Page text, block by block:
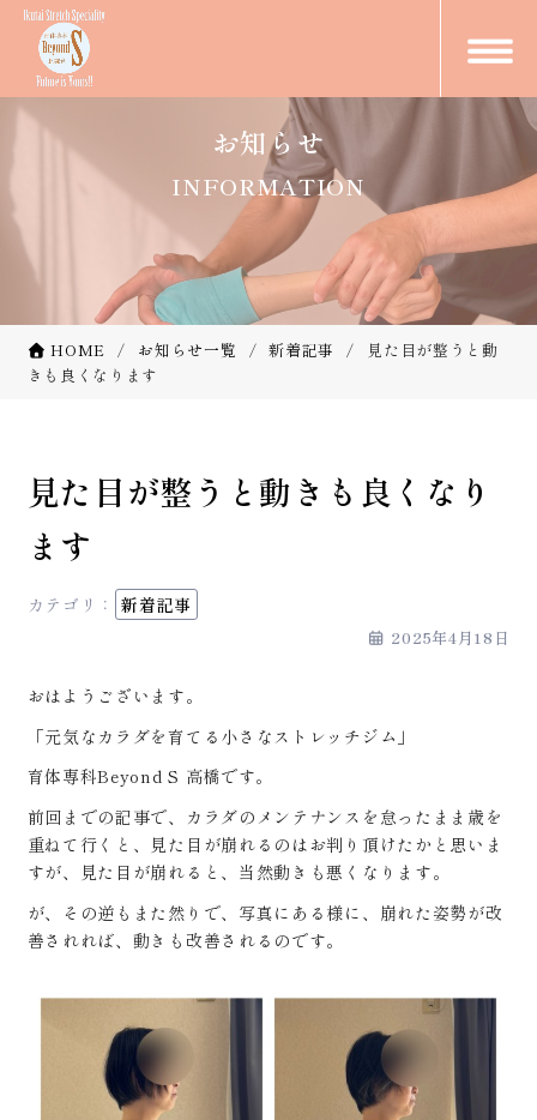
INFORMATION
お知らせ
HOME お知らせ一覧 新着記事
見た目が整うと動
きも良くなります
見た目が整うと動きも良くなり
ます
カテゴリ： 新着記事
2025年4月18日
おはようございます。
「元気なカラダを育てる小さなストレッチジム」
育体専科Beyond S 高橋です。
前回までの記事で、カラダのメンテナンスを怠ったまま歳を
重ねて行くと、見た目が崩れるのはお判り頂けたかと思いま
すが、見た目が崩れると、当然動きも悪くなります。
が、その逆もまた然りで、写真にある様に、崩れた姿勢が改
善されれば、動きも改善されるのです。